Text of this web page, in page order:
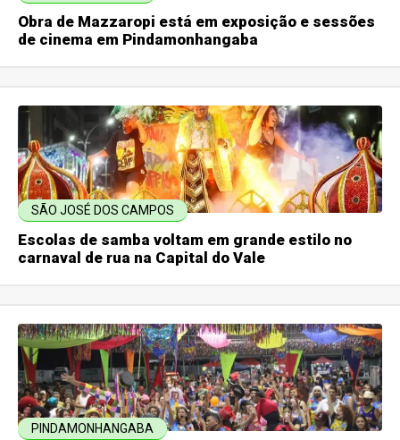
Obra de Mazzaropi está em exposição e sessões
de cinema em Pindamonhangaba
SÃO JOSÉ DOS CAMPOS
Escolas de samba voltam em grande estilo no
carnaval de rua na Capital do Vale
PINDAMONHANGABA